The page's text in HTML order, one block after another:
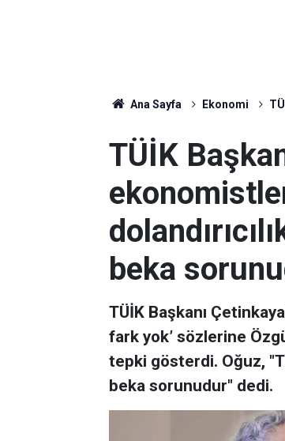
Ana Sayfa Ekonomi
TÜİK
beka
TÜİK Başkanı
fark yok’ sözlerine
tepki gösterdi. Oğuz,
beka sorunudur" dedi.